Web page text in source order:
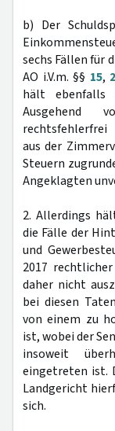
b) Der
sechs Fällen für
AO i.V.m. §§ 15,
hält ebenfalls
Ausgehend
aus der
Steuern
Angeklagten
2. Allerdings
die Fälle der
und
2017
daher nicht
bei diesen
von einem zu
ist, wobei der
insoweit
eingetreten ist.
Landgericht
sich.